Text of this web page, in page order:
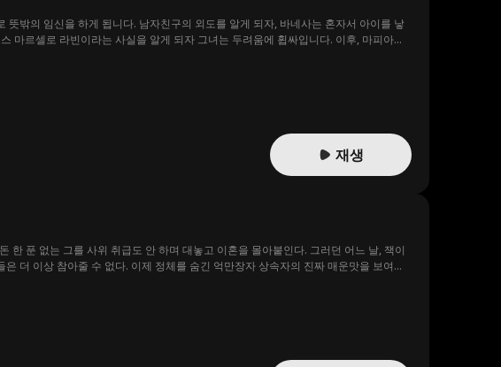
밖의 임신을 하게 됩니다. 남자친구의 외도를 알게 되자, 바네사는 혼자서 아이를 낳
마르셀로 라빈이라는 사실을 알게 되자 그녀는 두려움에 휩싸입니다. 이후, 마피아의
재생
한 푼 없는 그를 사위 취급도 안 하며 대놓고 이혼을 몰아붙인다. 그러던 어느 날, 잭이
더 이상 참아줄 수 없다. 이제 정체를 숨긴 억만장자 상속자의 진짜 매운맛을 보여줄